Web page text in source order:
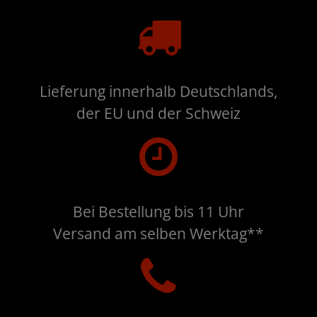
Lieferung innerhalb Deutschlands,
der EU und der Schweiz
Bei Bestellung bis 11 Uhr
Versand am selben Werktag**